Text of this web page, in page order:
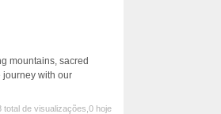
mountains, sacred
journey with our
total de visualizações,0 hoje